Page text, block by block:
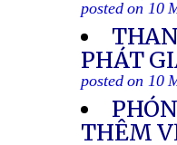
posted on 10
PHÁT
posted on 10
THÊM